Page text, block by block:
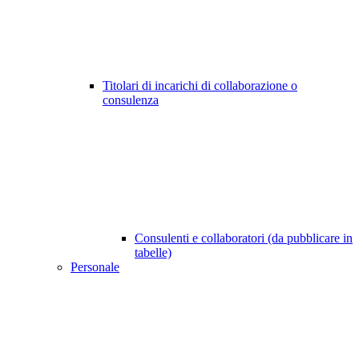
Titolari di incarichi di collaborazione o
consulenza
Consulenti e collaboratori (da pubblicare in
tabelle)
Personale